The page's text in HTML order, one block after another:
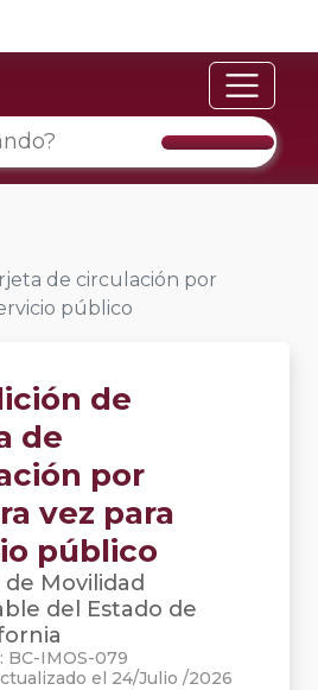
de circulación por
público
de
de
por
vez para
público
Movilidad
del Estado de
BC-IMOS-079
el 24/Julio /2026